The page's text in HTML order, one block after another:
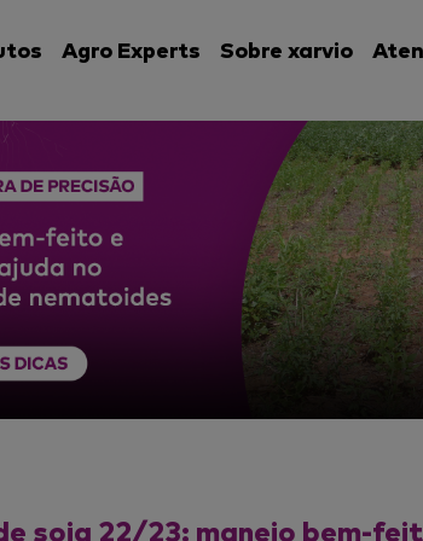
Agro Experts Sobre xarvio
soja 22/23: manejo bem-